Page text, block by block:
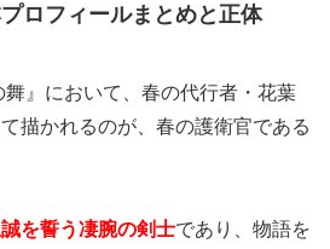
ロフィールまとめと正体
舞』において、春の代行者・花葉
描かれるのが、春の護衛官である
を誓う凄腕の剣士であり、物語を